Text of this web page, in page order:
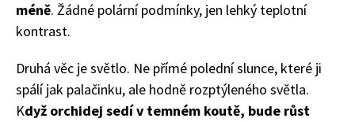
méně. Žádné polární podmínky, jen lehký teplotní
kontrast.
Druhá věc je světlo. Ne přímé polední slunce, které ji
spálí jak palačinku, ale hodně rozptýleného světla.
Když orchidej sedí v temném koutě, bude růst